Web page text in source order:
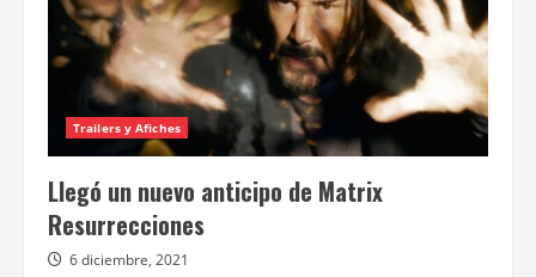
Trailers y Afiches
Llegó un nuevo anticipo de Matrix
Resurrecciones
6 diciembre, 2021